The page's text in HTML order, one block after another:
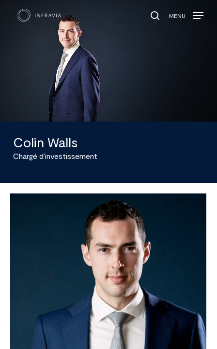
search
MENU
Colin Walls
Chargé d’investissement